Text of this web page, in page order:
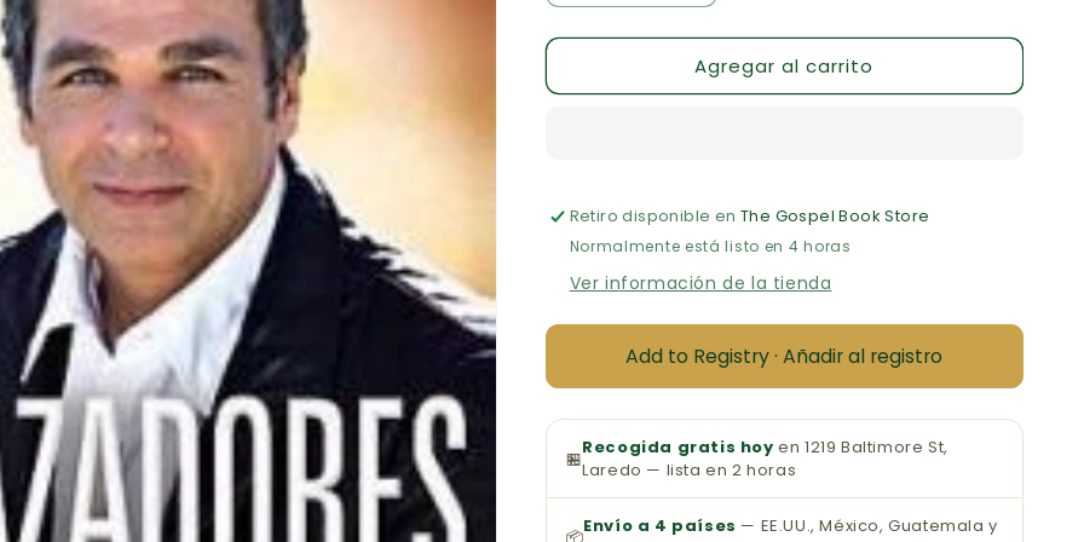
cantidad
para
Cazadores
cantidad
para
Los
Cazadores
Agregar al carrito
Retiro disponible en The Gospel Book Store
Normalmente está listo en 4 horas
Ver información de la tienda
Add to Registry · Añadir al registro
🏪Recogida gratis hoy en 1219 Baltimore St,
Laredo — lista en 2 horas
📦Envío a 4 países — EE.UU., México, Guatemala y